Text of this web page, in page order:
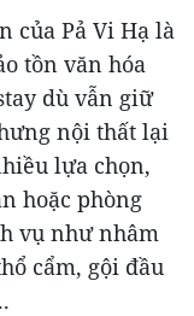
của Pả Vi Hạ là
tồn văn hóa
dù vẫn giữ
nội thất lại
lựa chọn,
hoặc phòng
vụ như nhâm
cẩm, gội đầu